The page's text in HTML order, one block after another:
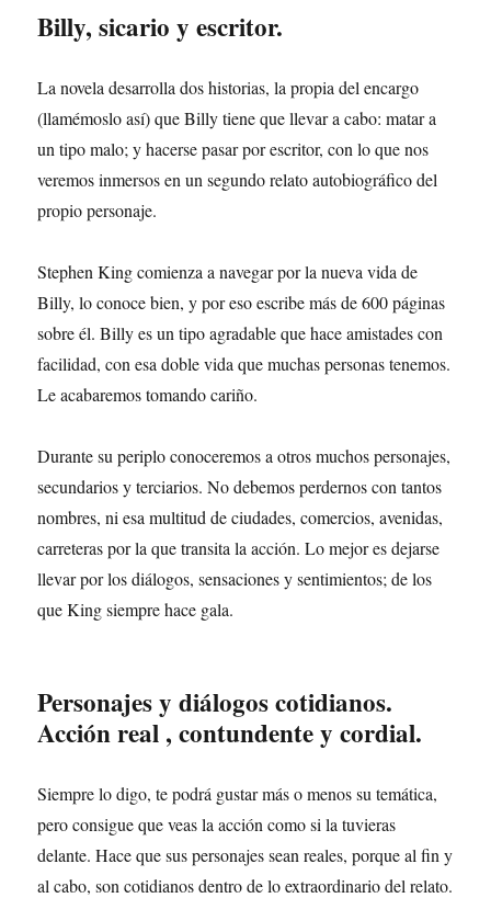
Billy, sicario y escritor.
La novela desarrolla dos historias, la propia del encargo
(llamémoslo así) que Billy tiene que llevar a cabo: matar a
un tipo malo; y hacerse pasar por escritor, con lo que nos
veremos inmersos en un segundo relato autobiográfico del
propio personaje.
Stephen King comienza a navegar por la nueva vida de
Billy, lo conoce bien, y por eso escribe más de 600 páginas
sobre él. Billy es un tipo agradable que hace amistades con
facilidad, con esa doble vida que muchas personas tenemos.
Le acabaremos tomando cariño.
Durante su periplo conoceremos a otros muchos personajes,
secundarios y terciarios. No debemos perdernos con tantos
nombres, ni esa multitud de ciudades, comercios, avenidas,
carreteras por la que transita la acción. Lo mejor es dejarse
llevar por los diálogos, sensaciones y sentimientos; de los
que King siempre hace gala.
Personajes y diálogos cotidianos.
Acción real , contundente y cordial.
Siempre lo digo, te podrá gustar más o menos su temática,
pero consigue que veas la acción como si la tuvieras
delante. Hace que sus personajes sean reales, porque al fin y
al cabo, son cotidianos dentro de lo extraordinario del relato.